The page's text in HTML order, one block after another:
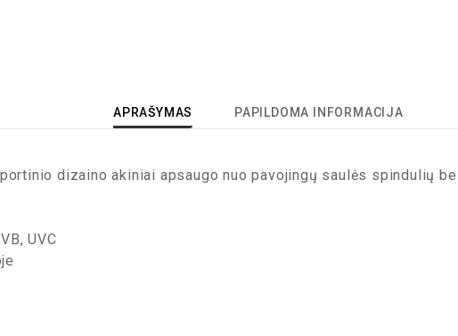
APRAŠYMAS PAPILDOMA INFORMACIJA
dizaino akiniai apsaugo nuo pavojingų saulės spindulių
UVC